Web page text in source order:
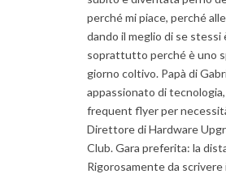
perché mi piace, perché
dando il meglio di se stessi
soprattutto perché è uno
giorno coltivo. Papà di
appassionato di
frequent flyer per
Direttore di Hardware
Club. Gara preferita: la
Rigorosamente da scrivere